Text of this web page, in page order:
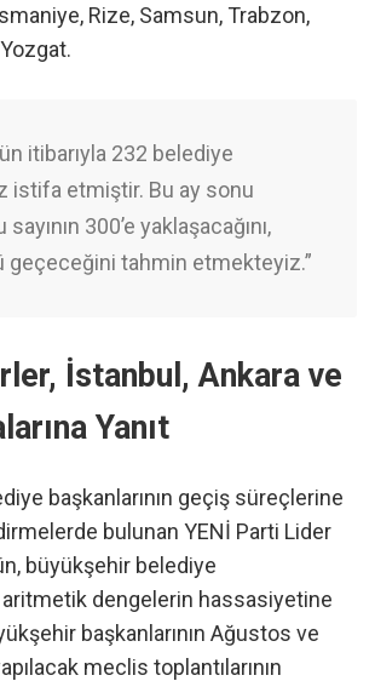
Rize, Samsun, Trabzon,
itibarıyla 232 belediye
istifa etmiştir. Bu ay sonu
sayının 300’e yaklaşacağını,
geçeceğini tahmin etmekteyiz.”
İstanbul, Ankara ve
Yanıt
başkanlarının geçiş süreçlerine
bulunan YENİ Parti Lider
büyükşehir belediye
dengelerin hassasiyetine
başkanlarının Ağustos ve
meclis toplantılarının